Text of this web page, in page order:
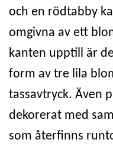
och en rödtabby
omgivna av ett
kanten upptill är
form av tre lila
tassavtryck. Även
dekorerat med
som återfinns